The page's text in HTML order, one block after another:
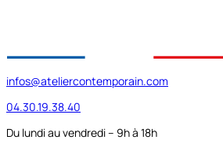
infos@ateliercontemporain.com
04.30.19.38.40
Du lundi au vendredi – 9h à 18h